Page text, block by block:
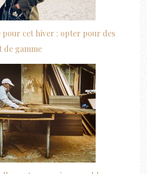
pour cet hiver : opter pour des
de gamme